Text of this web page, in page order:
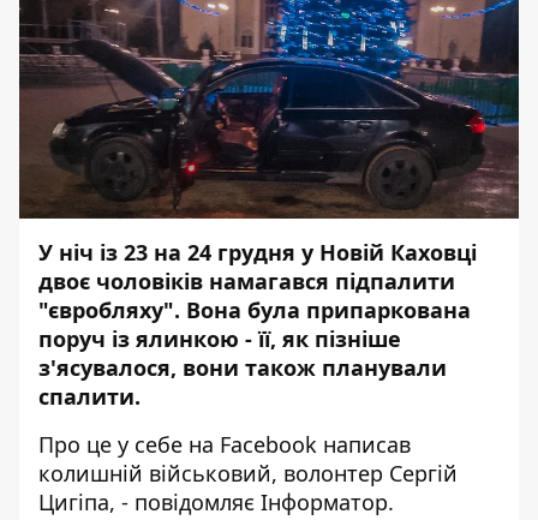
У ніч із 23 на 24 грудня у Новій Каховці
двоє чоловіків намагався підпалити
"євробляху". Вона була припаркована
поруч із ялинкою - її, як пізніше
з'ясувалося, вони також планували
спалити.
Про це у себе на Facebook написав
колишній військовий, волонтер Сергій
Цигіпа, - повідомляє Інформатор.